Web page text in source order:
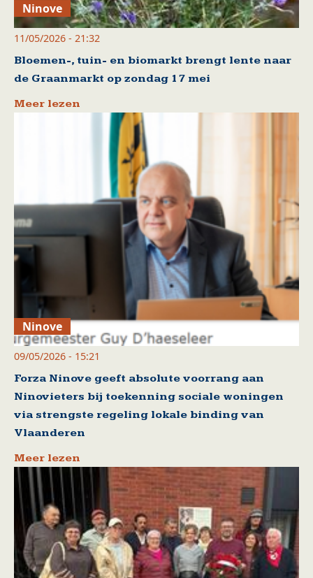
Ninove
11/05/2026 - 21:32
Bloemen-, tuin- en biomarkt brengt lente naar
de Graanmarkt op zondag 17 mei
Meer lezen
Ninove
09/05/2026 - 15:21
Forza Ninove geeft absolute voorrang aan
Ninovieters bij toekenning sociale woningen
via strengste regeling lokale binding van
Vlaanderen
Meer lezen